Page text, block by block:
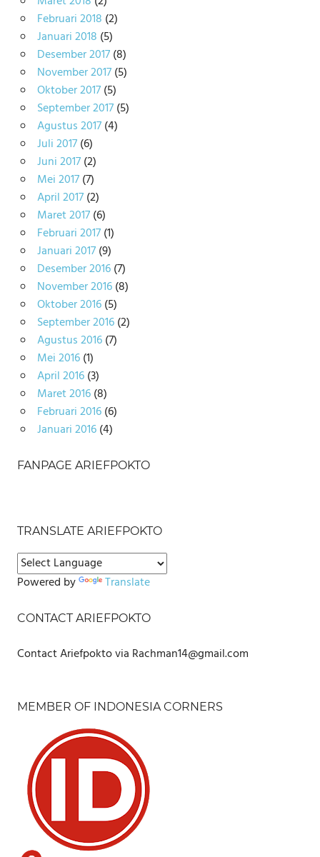
Februari 2018 (2)
Januari 2018 (5)
Desember 2017(8)
November 2017(5)
Oktober 2017(5)
September 2017(5)
Agustus 2017(4)
Juli 2017(6)
Juni 2017(2)
Mei 2017(7)
April 2017(2)
Maret 2017(6)
Februari 2017(1)
Januari 2017(9)
Desember 2016(7)
November 2016(8)
Oktober 2016(5)
September 2016(2)
Agustus 2016(7)
Mei 2016(1)
April 2016(3)
Maret 2016(8)
Februari 2016(6)
Januari 2016(4)
FANPAGE ARIEFPOKTO
TRANSLATE ARIEFPOKTO
Powered by Translate
CONTACT ARIEFPOKTO
Contact Ariefpokto via Rachman14@gmail.com
MEMBER OF INDONESIA CORNERS